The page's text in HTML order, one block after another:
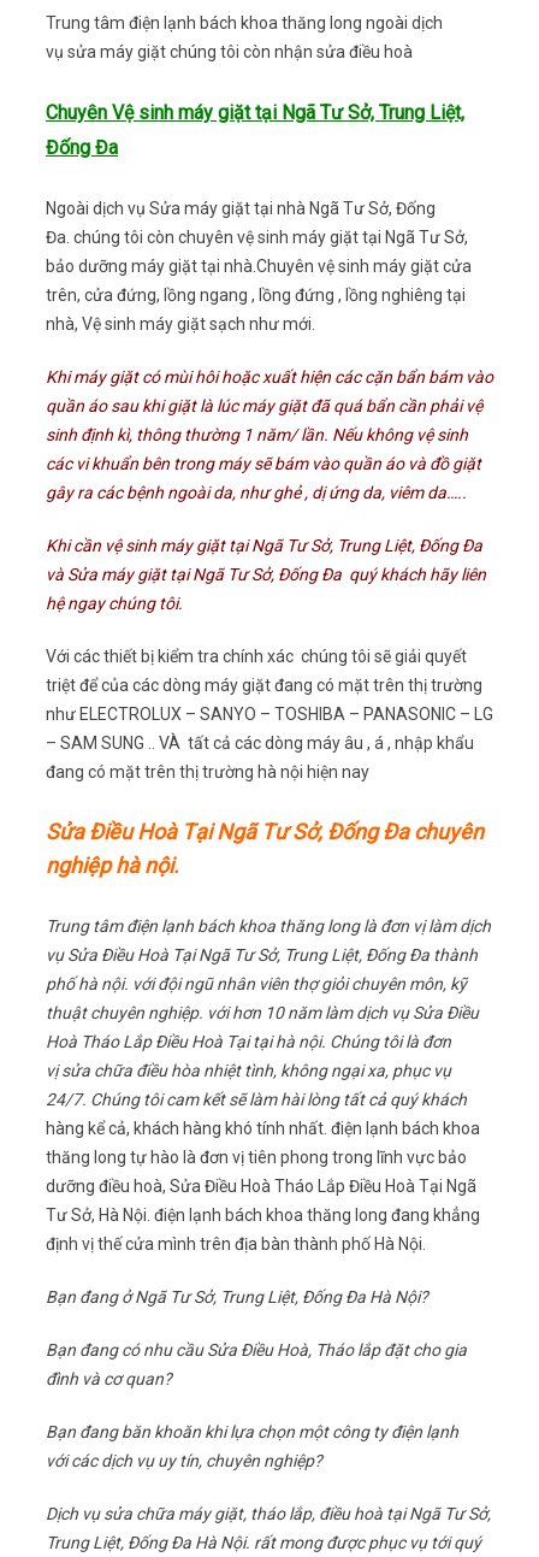
Trung tâm điện lạnh bách khoa thăng long ngoài dịch
vụ sửa máy giặt chúng tôi còn nhận sửa điều hoà
Chuyên Vệ sinh máy giặt tại Ngã Tư Sở, Trung Liệt,
Đống Đa
Ngoài dịch vụ Sửa máy giặt tại nhà Ngã Tư Sở, Đống
Đa. chúng tôi còn chuyên vệ sinh máy giặt tại Ngã Tư Sở,
bảo dưỡng máy giặt tại nhà.Chuyên vệ sinh máy giặt cửa
trên, cửa đứng, lồng ngang , lồng đứng , lồng nghiêng tại
nhà, Vệ sinh máy giặt sạch như mới.
Khi máy giặt có mùi hôi hoặc xuất hiện các cặn bẩn bám vào
quần áo sau khi giặt là lúc máy giặt đã quá bẩn cần phải vệ
sinh định kì, thông thường 1 năm/ lần. Nếu không vệ sinh
các vi khuẩn bên trong máy sẽ bám vào quần áo và đồ giặt
gây ra các bệnh ngoài da, như ghẻ , dị ứng da, viêm da…..
Khi cần vệ sinh máy giặt tại Ngã Tư Sở, Trung Liệt, Đống Đa
và Sửa máy giặt tại Ngã Tư Sở, Đống Đa quý khách hãy liên
hệ ngay chúng tôi.
Với các thiết bị kiểm tra chính xác chúng tôi sẽ giải quyết
triệt để của các dòng máy giặt đang có mặt trên thị trường
như ELECTROLUX – SANYO – TOSHIBA – PANASONIC – LG
– SAM SUNG .. VÀ tất cả các dòng máy âu , á , nhập khẩu
đang có mặt trên thị trường hà nội hiện nay
Sửa Điều Hoà Tại Ngã Tư Sở, Đống Đa chuyên
nghiệp hà nội.
Trung tâm điện lạnh bách khoa thăng long là đơn vị làm dịch
vụ Sửa Điều Hoà Tại Ngã Tư Sở, Trung Liệt, Đống Đa thành
phố hà nội. với đội ngũ nhân viên thợ giỏi chuyên môn, kỹ
thuật chuyên nghiệp. với hơn 10 năm làm dịch vụ Sửa Điều
Hoà Tháo Lắp Điều Hoà Tại tại hà nội. Chúng tôi là đơn
vị sửa chữa điều hòa nhiệt tình, không ngại xa, phục vụ
24/7. Chúng tôi cam kết sẽ làm hài lòng tất cả quý khách
hàng kể cả, khách hàng khó tính nhất. điện lạnh bách khoa
thăng long tự hào là đơn vị tiên phong trong lĩnh vực bảo
dưỡng điều hoà, Sửa Điều Hoà Tháo Lắp Điều Hoà Tại Ngã
Tư Sở, Hà Nội. điện lạnh bách khoa thăng long đang khẳng
định vị thế cửa mình trên địa bàn thành phố Hà Nội.
Bạn đang ở Ngã Tư Sở, Trung Liệt, Đống Đa Hà Nội?
Bạn đang có nhu cầu Sửa Điều Hoà, Tháo lắp đặt cho gia
đình và cơ quan?
Bạn đang băn khoăn khi lựa chọn một công ty điện lạnh
với các dịch vụ uy tín, chuyên nghiệp?
Dịch vụ sửa chữa máy giặt, tháo lắp, điều hoà tại Ngã Tư Sở,
Trung Liệt, Đống Đa Hà Nội. rất mong được phục vụ tới quý